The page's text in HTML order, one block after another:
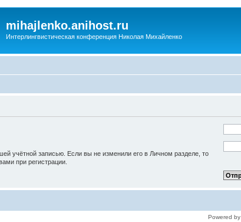
mihajlenko.anihost.ru
Интерлингвистическая конференция Николая Михайленко
учётной записью. Если вы не изменили его в Личном разделе, то
при регистрации.
Powered by